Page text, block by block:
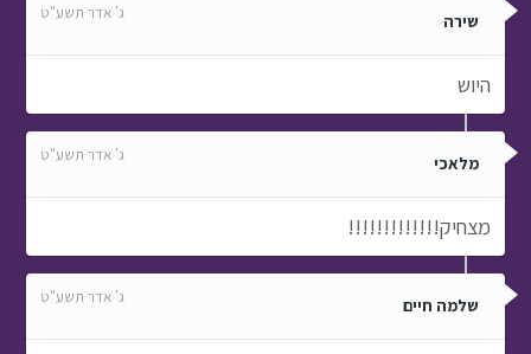
שירה ג' אדר תשע"ט
היוש
מלאכי ג' אדר תשע"ט
מצחיק!!!!!!!!!!!!!
שלמה חיים ג' אדר תשע"ט